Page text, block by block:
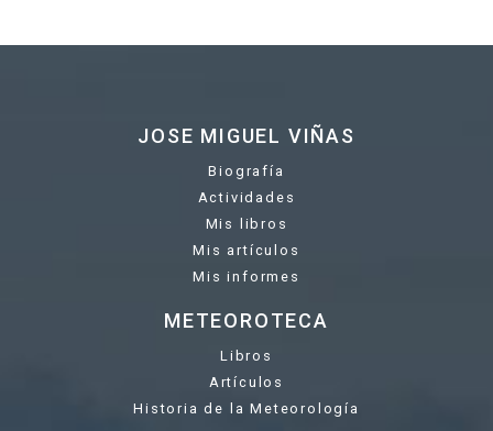
JOSE MIGUEL VIÑAS
Biografía
Actividades
Mis libros
Mis artículos
Mis informes
METEOROTECA
Libros
Artículos
Historia de la Meteorología